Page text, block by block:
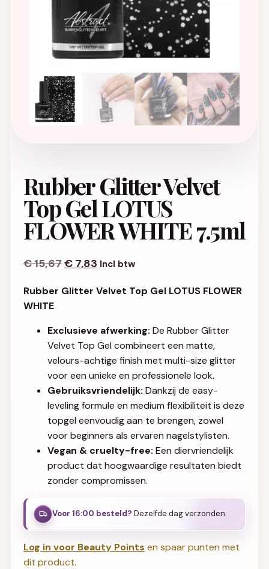
Rubber Glitter Velvet
Top Gel LOTUS
FLOWER WHITE 7.5ml
€15,67Oorspronkelijke prijs was: € 15,67.
€ 7,83 Huidige prijs is: € 7,83.
Incl btw
Rubber Glitter Velvet Top Gel LOTUS FLOWER
WHITE
Exclusieve afwerking: De Rubber Glitter
Velvet Top Gel combineert een matte,
velours-achtige finish met multi-size glitter
voor een unieke en professionele look.
Gebruiksvriendelijk: Dankzij de easy-
leveling formule en medium flexibiliteit is deze
topgel eenvoudig aan te brengen, zowel
voor beginners als ervaren nagelstylisten.
Vegan & cruelty-free: Een diervriendelijk
product dat hoogwaardige resultaten biedt
zonder compromissen.
Voor 16:00 besteld? Dezelfde dag verzonden.
Log in voor Beauty Points en spaar punten met
dit product.